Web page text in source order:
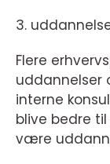
3.
Flere
uddannelser
interne
blive bedre
være